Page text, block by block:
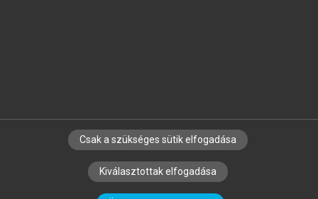
SZERZŐKNEK CÉGEKNEK KÖNYVTÁROSOKNAK
SZERKESZTÉSI ÉS LEKTORÁLÁSI ALAPELVEK
Csak a szükséges sütik elfogadása
Kiválasztottak elfogadása